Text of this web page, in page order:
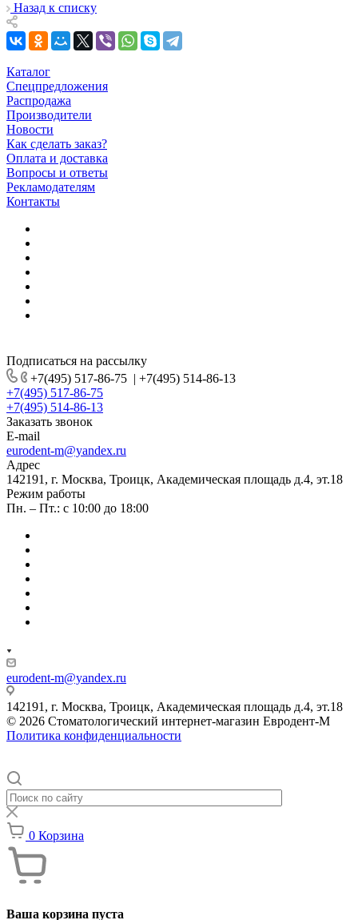
Назад к списку
Каталог
Спецпредложения
Распродажа
Производители
Новости
Как сделать заказ?
Оплата и доставка
Вопросы и ответы
Рекламодателям
Контакты
Подписаться на рассылку
+7(495) 517-86-75 | +7(495) 514-86-13
+7(495) 517-86-75
+7(495) 514-86-13
Заказать звонок
E-mail
eurodent-m@yandex.ru
Адрес
142191, г. Москва, Троицк, Академическая площадь д.4, эт.18
Режим работы
Пн. – Пт.: с 10:00 до 18:00
eurodent-m@yandex.ru
142191, г. Москва, Троицк, Академическая площадь д.4, эт.18
© 2026 Стоматологический интернет-магазин Евродент-М
Политика конфиденциальности
0 Корзина
Ваша корзина пуста